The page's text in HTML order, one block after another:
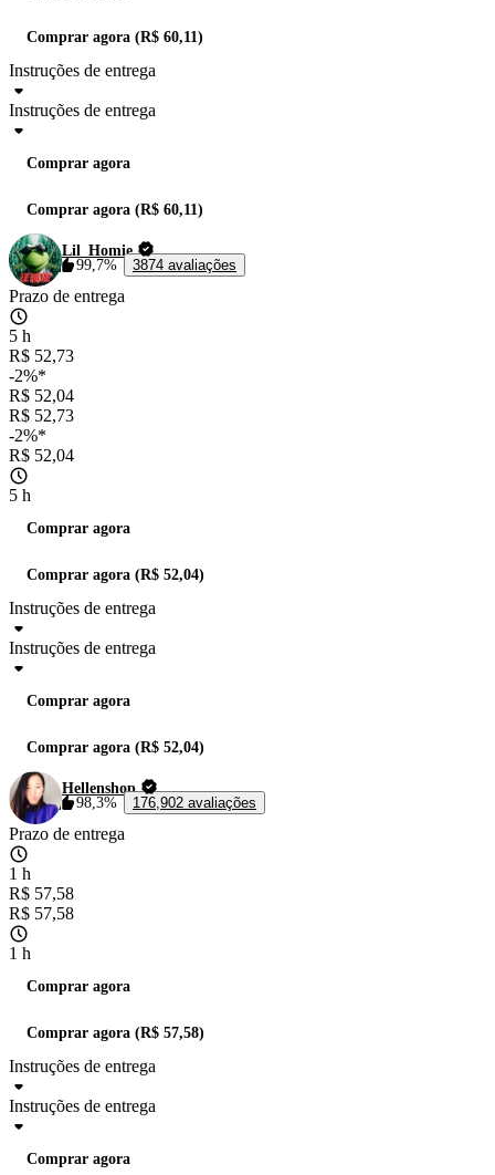
Comprar agora (R$ 60,11)
Instruções de entrega
Instruções de entrega
Comprar agora
Comprar agora (R$ 60,11)
Lil_Homie
99,7%
3874 avaliações
Prazo de entrega
5 h
R$ 52,73
-2%*
R$ 52,04
R$ 52,73
-2%*
R$ 52,04
5 h
Comprar agora
Comprar agora (R$ 52,04)
Instruções de entrega
Instruções de entrega
Comprar agora
Comprar agora (R$ 52,04)
Hellenshop
98,3%
176,902 avaliações
Prazo de entrega
1 h
R$ 57,58
R$ 57,58
1 h
Comprar agora
Comprar agora (R$ 57,58)
Instruções de entrega
Instruções de entrega
Comprar agora